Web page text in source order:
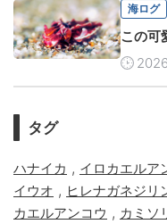
海ログ
この可
タグ
ハナイカ , イロカエルア
イウオ , ヒレナガネジリ
カエルアンコウ , カミソ